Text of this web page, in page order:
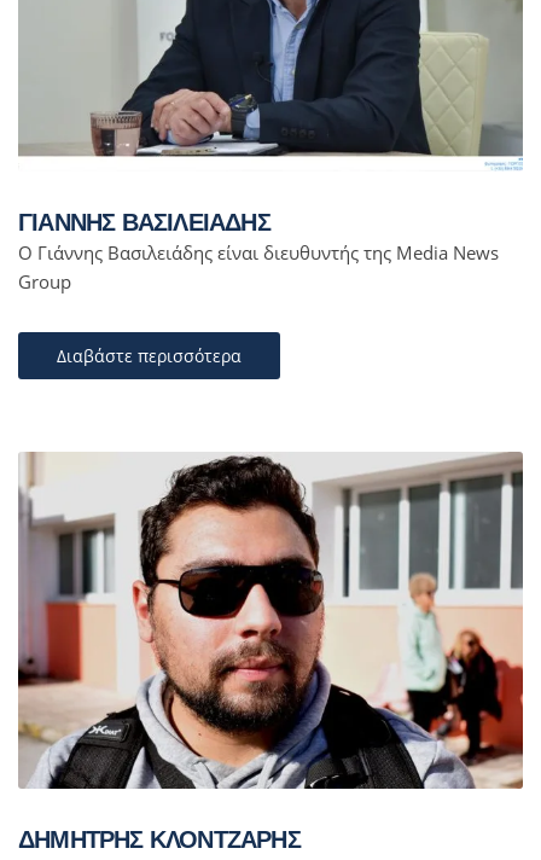
ΓΙΑΝΝΗΣ ΒΑΣΙΛΕΙΑΔΗΣ
Ο Γιάννης Βασιλειάδης είναι διευθυντής της Media News
Group
Διαβάστε περισσότερα
ΔΗΜΗΤΡΗΣ ΚΛΟΝΤΖΑΡΗΣ